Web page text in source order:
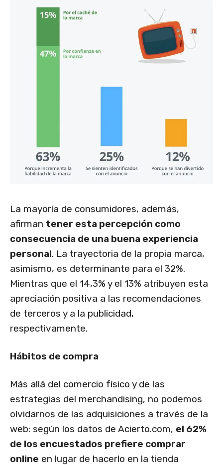
La mayoría de consumidores, además,
afirman tener esta percepción como
consecuencia de una buena experiencia
personal. La trayectoria de la propia marca,
asimismo, es determinante para el 32%.
Mientras que el 14,3% y el 13% atribuyen esta
apreciación positiva a las recomendaciones
de terceros y a la publicidad,
respectivamente.
Hábitos de compra
Más allá del comercio físico y de las
estrategias del merchandising, no podemos
olvidarnos de las adquisiciones a través de la
web: según los datos de Acierto.com, el 62%
de los encuestados prefiere comprar
online en lugar de hacerlo en la tienda